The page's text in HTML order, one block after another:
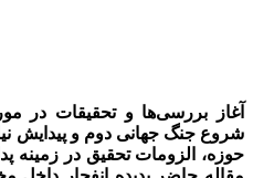
آغاز بررسی‌ها و تحقیقات در
شروع جنگ جهانی دوم و پیدایش
حوزه، الزومات تحقیق در زمینه